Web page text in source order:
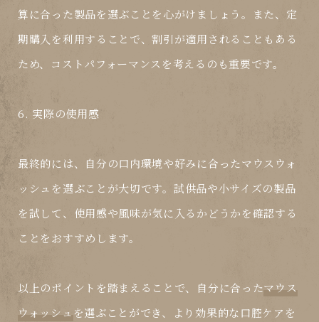
算に合った製品を選ぶことを心がけましょう。また、定
期購入を利用することで、割引が適用されることもある
ため、コストパフォーマンスを考えるのも重要です。
6. 実際の使用感
最終的には、自分の口内環境や好みに合ったマウスウォ
ッシュ を選ぶことが大切です。試供品や小サイズの製品
を試して、使用感や風味が気に入るかどうかを確認する
ことをおすすめします。
以上のポイントを踏まえることで、自分に合ったマウス
ウォッシュ を選ぶことができ、より効果的な口腔ケアを